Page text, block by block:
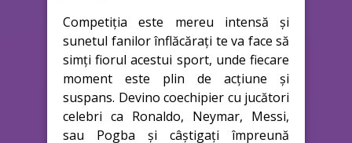
Competiția este mereu intensă și
sunetul fanilor înflăcărați te va face să
simți fiorul acestui sport, unde fiecare
moment este plin de acțiune și
suspans. Devino coechipier cu jucători
celebri ca Ronaldo, Neymar, Messi,
sau Pogba și câștigați împreună